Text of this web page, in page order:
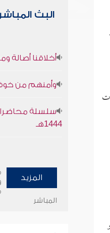
البث المباشر
أخلاقنا أصالة
وأمنهم من
سلسلة
1444هـ
المزيد
المباشر